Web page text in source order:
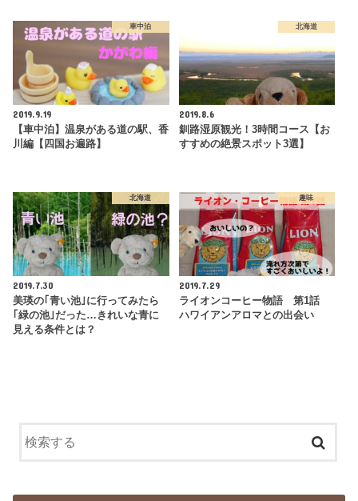
車中泊
2019.9.19
【車中泊】温泉がある道の駅、香
川編【四国お遍路】
北海道
2019.8.6
釧路湿原観光！3時間コース【お
すすめの絶景スポット3選】
北海道
2019.7.30
美瑛の｢青い池｣に行ってみたら
｢緑の池｣だった…きれいな青に
見える条件とは？
趣味
2019.7.29
ライオンコーヒー物語 第1話
ハワイアンアロマとの出会い